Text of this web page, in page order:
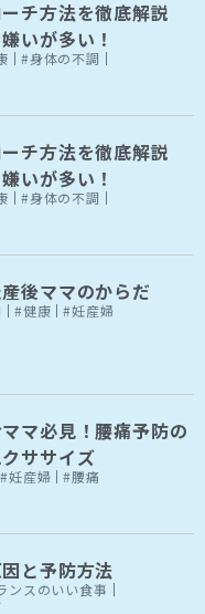
チ方法を徹底解説
いが多い！
#身体の不調
チ方法を徹底解説
いが多い！
#身体の不調
後ママのからだ
#健康 #妊産婦
マ必見！腰痛予防の
ササイズ
#妊産婦 #腰痛
と予防方法
ンスのいい食事